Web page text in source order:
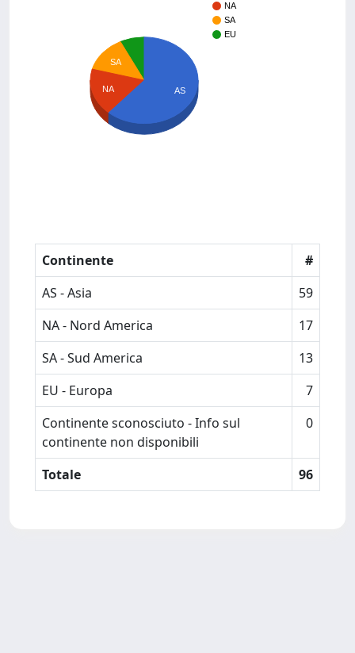
NA
SA
EU
SA
NA AS
Continente
#
AS - Asia
59
NA - Nord America
17
SA - Sud America
13
EU - Europa
7
Continente sconosciuto - Info sul
continente non disponibili
0
Totale 96